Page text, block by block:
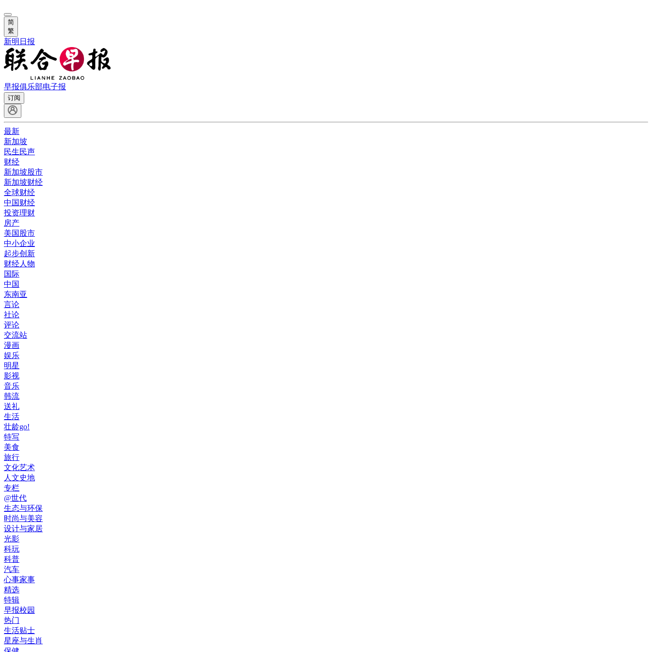
简
繁
新明日报
早报俱乐部电子报
订阅
最新
新加坡
民生民声
财经
新加坡股市
新加坡财经
全球财经
中国财经
投资理财
房产
美国股市
中小企业
起步创新
财经人物
国际
中国
东南亚
言论
社论
评论
交流站
漫画
娱乐
明星
影视
音乐
韩流
送礼
生活
壮龄go!
特写
美食
旅行
文化艺术
人文史地
专栏
@世代
生态与环保
时尚与美容
设计与家居
光影
科玩
科普
汽车
心事家事
精选
特辑
早报校园
热门
生活贴士
星座与生肖